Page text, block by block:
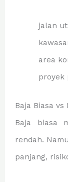
jalan
area
proyek
Baja Biasa vs
Baja biasa
rendah.
panjang,